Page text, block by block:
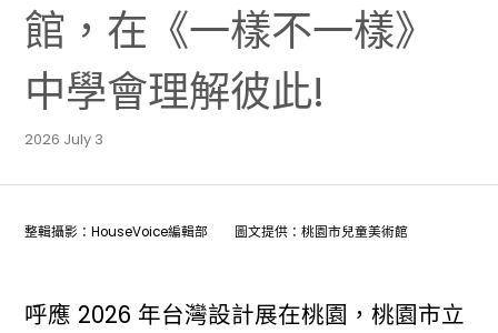
館，在《一樣不一樣》
中學會理解彼此!
2026 July 3
整輯攝影：HouseVoice編輯部 圖文提供：桃園市兒童美術館
呼應 2026 年台灣設計展在桃園，桃園市立